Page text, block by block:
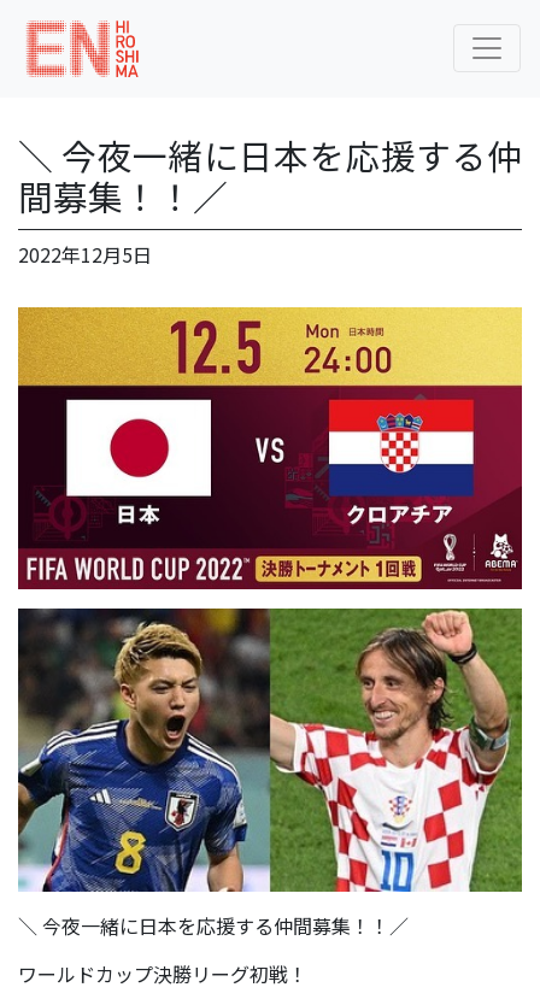
＼ 今夜一緒に日本を応援する仲
間募集！！／
2022年12月5日
＼ 今夜一緒に日本を応援する仲間募集！！／
ワールドカップ決勝リーグ初戦！